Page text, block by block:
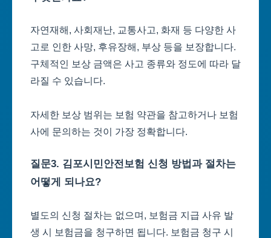
자연재해, 사회재난, 교통사고, 화재 등 다양한 사
고로 인한 사망, 후유장해, 부상 등을 보장합니다.
구체적인 보상 금액은 사고 종류와 정도에 따라 달
라질 수 있습니다.
자세한 보상 범위는 보험 약관을 참고하거나 보험
사에 문의하는 것이 가장 정확합니다.
질문3. 김포시민안전보험 신청 방법과 절차는
어떻게 되나요?
별도의 신청 절차는 없으며, 보험금 지급 사유 발
생 시 보험금을 청구하면 됩니다. 보험금 청구 시